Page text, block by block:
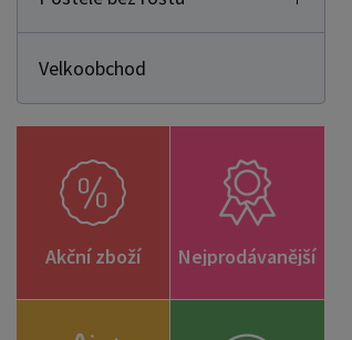
Velkoobchod
Akční zboží Nejprodávanější